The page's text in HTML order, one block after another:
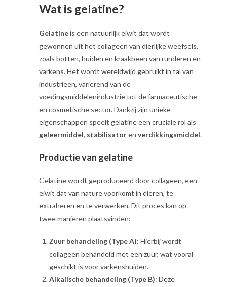
Wat is gelatine?
Gelatineis een natuurlijk eiwit dat wordt
gewonnen uit het collageen van dierlijke weefsels,
zoals botten, huiden en kraakbeen van runderen en
varkens. Het wordt wereldwijd gebruikt in tal van
industrieën, variërend van de
voedingsmiddelenindustrie tot de farmaceutische
en cosmetische sector. Dankzij zijn unieke
eigenschappen speelt gelatine een cruciale rol als
geleermiddel, stabilisatorenverdikkingsmiddel.
Productie van gelatine
Gelatine wordt geproduceerd door collageen, een
eiwit dat van nature voorkomt in dieren, te
extraheren en te verwerken. Dit proces kan op
twee manieren plaatsvinden:
Zuur behandeling (Type A): Hierbij wordt
collageen behandeld met een zuur, wat vooral
geschikt is voor varkenshuiden.
Alkalische behandeling (Type B): Deze